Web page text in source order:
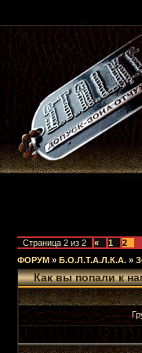
Страница 2 из 2 « 1
2
ФОРУМ » Б.О.Л.Т.А.Л.К.А. »
Как вы попали к